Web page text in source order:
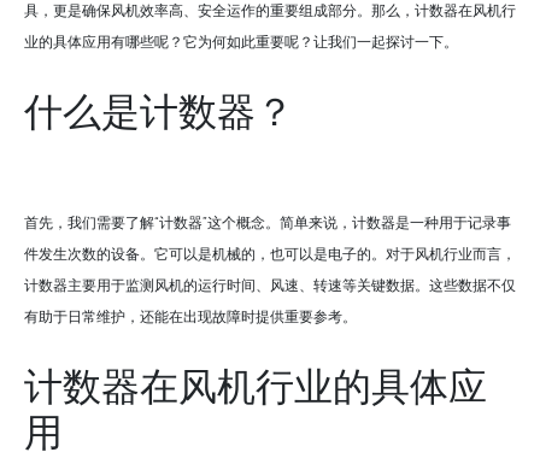
具，更是确保风机效率高、安全运作的重要组成部分。那么，计数器在风机行
业的具体应用有哪些呢？它为何如此重要呢？让我们一起探讨一下。
什么是计数器？
首先，我们需要了解“计数器”这个概念。简单来说，计数器是一种用于记录事
件发生次数的设备。它可以是机械的，也可以是电子的。对于风机行业而言，
计数器主要用于监测风机的运行时间、风速、转速等关键数据。这些数据不仅
有助于日常维护，还能在出现故障时提供重要参考。
计数器在风机行业的具体应
用